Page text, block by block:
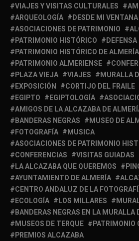
VIAJES Y VISITAS CULTURALES
ARQUEOLOGÍA
DESDE MI VENTANA
ASOCIACIONES DE PATRIMONIO
PATRIMONIO HISTÓRICO
PATRIMONIO HISTÓRICO DE ALMERÍA
PATRIMONIO ALMERIENSE
PLAZA VIEJA
VIAJES
MURALLA
EXPOSICIÓN
CORTIJO DEL FRAILE
EGIPTO
EGIPTOLOGÍA
AMIGOS DE LA ALCAZABA DE
BANDERAS NEGRAS
MUSEO DE
FOTOGRAFÍA
MUSICA
ASOCIACIONES DE PATRIMONIO
CONFERENCIAS
VISITAS GUIADAS
LA ALCAZABA QUE QUEREMOS
AYUNTAMIENTO DE ALMERÍA
CENTRO ANDALUZ DE LA
ECOLOGÍA
LOS MILLARES
BANDERAS NEGRAS EN LA MURALLA
MUSEOS DE TERQUE
PATRIMONIO
PREMIOS ALCAZABA